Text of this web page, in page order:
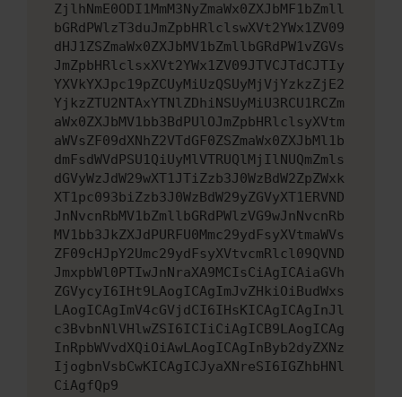
ZjlhNmE0ODI1MmM3NyZmaWx0ZXJbMF1bZmll
bGRdPWlzT3duJmZpbHRlclswXVt2YWx1ZV09
dHJ1ZSZmaWx0ZXJbMV1bZmllbGRdPW1vZGVs
JmZpbHRlclsxXVt2YWx1ZV09JTVCJTdCJTIy
YXVkYXJpc19pZCUyMiUzQSUyMjVjYzkzZjE2
YjkzZTU2NTAxYTNlZDhiNSUyMiU3RCU1RCZm
aWx0ZXJbMV1bb3BdPUlOJmZpbHRlclsyXVtm
aWVsZF09dXNhZ2VTdGF0ZSZmaWx0ZXJbMl1b
dmFsdWVdPSU1QiUyMlVTRUQlMjIlNUQmZmls
dGVyWzJdW29wXT1JTiZzb3J0WzBdW2ZpZWxk
XT1pc093biZzb3J0WzBdW29yZGVyXT1ERVND
JnNvcnRbMV1bZmllbGRdPWlzVG9wJnNvcnRb
MV1bb3JkZXJdPURFU0Mmc29ydFsyXVtmaWVs
ZF09cHJpY2Umc29ydFsyXVtvcmRlcl09QVND
JmxpbWl0PTIwJnNraXA9MCIsCiAgICAiaGVh
ZGVycyI6IHt9LAogICAgImJvZHkiOiBudWxs
LAogICAgImV4cGVjdCI6IHsKICAgICAgInJl
c3BvbnNlVHlwZSI6ICIiCiAgICB9LAogICAg
InRpbWVvdXQiOiAwLAogICAgInByb2dyZXNz
IjogbnVsbCwKICAgICJyaXNreSI6IGZhbHNl
CiAgfQp9